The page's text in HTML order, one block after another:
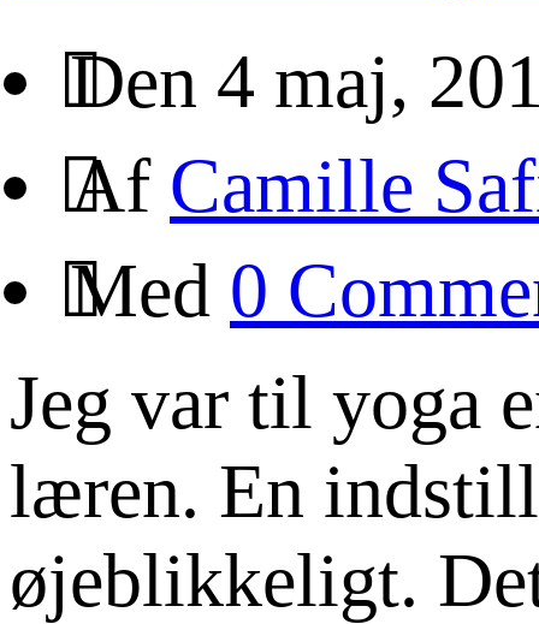
Den 4 maj,
Af Camille
Med 0
Jeg var til yoga
læren. En
øjeblikkeligt.